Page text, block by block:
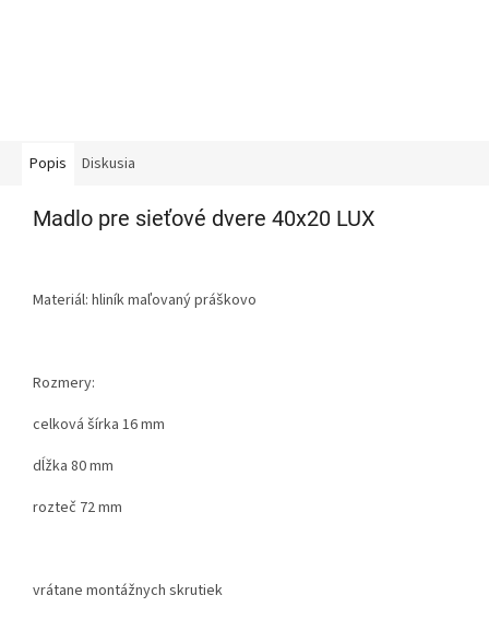
Popis Diskusia
Madlo pre sieťové dvere 40x20 LUX
Materiál: hliník maľovaný práškovo
Rozmery:
celková šírka 16 mm
dĺžka 80 mm
rozteč 72 mm
vrátane montážnych skrutiek